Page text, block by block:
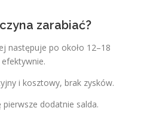
zarabiać?
następuje po około 12–18
i kosztowy, brak zysków.
dodatnie salda.